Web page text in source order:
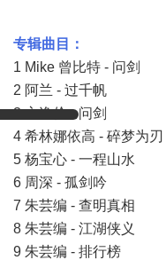
专辑曲目：
1 Mike 曾比特 - 问剑
2 阿兰 - 过千帆
3 方逸伦 - 问剑
4 希林娜依高 - 碎梦为刃
5 杨宝心 - 一程山水
6 周深 - 孤剑吟
7 朱芸编 - 查明真相
8 朱芸编 - 江湖侠义
9 朱芸编 - 排行榜